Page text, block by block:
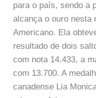
para o país, sendo a
alcança o ouro nesta
Americano. Ela
resultado de dois
com nota 14.433, a
com 13.700. A
canadense Lia